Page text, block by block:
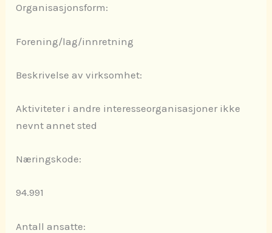
Organisasjonsform:
Forening/lag/innretning
Beskrivelse av virksomhet:
Aktiviteter i andre interesseorganisasjoner ikke
nevnt annet sted
Næringskode:
94.991
Antall ansatte: